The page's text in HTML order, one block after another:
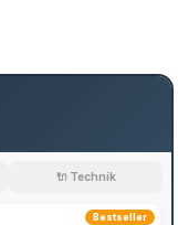
🔌 Technik
Bestseller